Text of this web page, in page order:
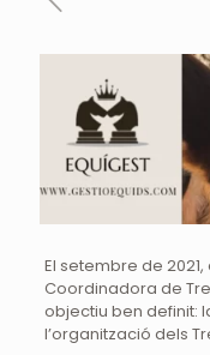
El setembre de
Coordinadora de
objectiu ben definit:
l’organització dels